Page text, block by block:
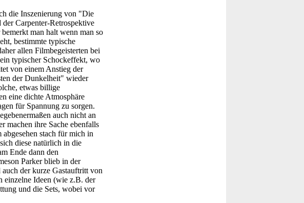
die Inszenierung von "Die
Carpenter-Retrospektive
man halt wenn man so
bestimmte typische
allen Filmbegeisterten bei
typischer Schockeffekt, wo
von einem Anstieg der
der Dunkelheit" wieder
etwas billige
eine dichte Atmosphäre
für Spannung zu sorgen.
auch nicht an
machen ihre Sache ebenfalls
stach für mich in
diese natürlich in die
Ende dann den
Parker blieb in der
der kurze Gastauftritt von
einzelne Ideen (wie z.B. der
und die Sets, wobei vor